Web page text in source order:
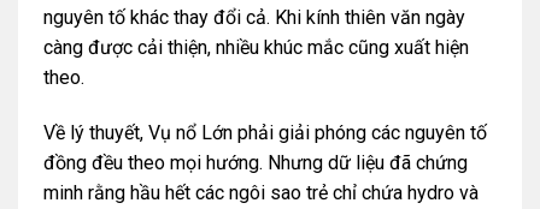
nguyên tố khác thay đổi cả. Khi kính thiên văn ngày
càng được cải thiện, nhiều khúc mắc cũng xuất hiện
theo.
Về lý thuyết, Vụ nổ Lớn phải giải phóng các nguyên tố
đồng đều theo mọi hướng. Nhưng dữ liệu đã chứng
minh rằng hầu hết các ngôi sao trẻ chỉ chứa hydro và